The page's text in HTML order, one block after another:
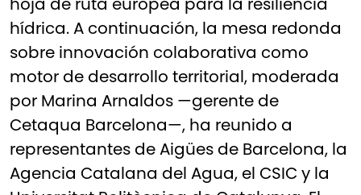
hídrica. A continuación, la mesa redonda
sobre innovación colaborativa como
motor de desarrollo territorial, moderada
por Marina Arnaldos —gerente de
Cetaqua Barcelona—, ha reunido a
representantes de Aigües de Barcelona, la
Agencia Catalana del Agua, el CSIC y la